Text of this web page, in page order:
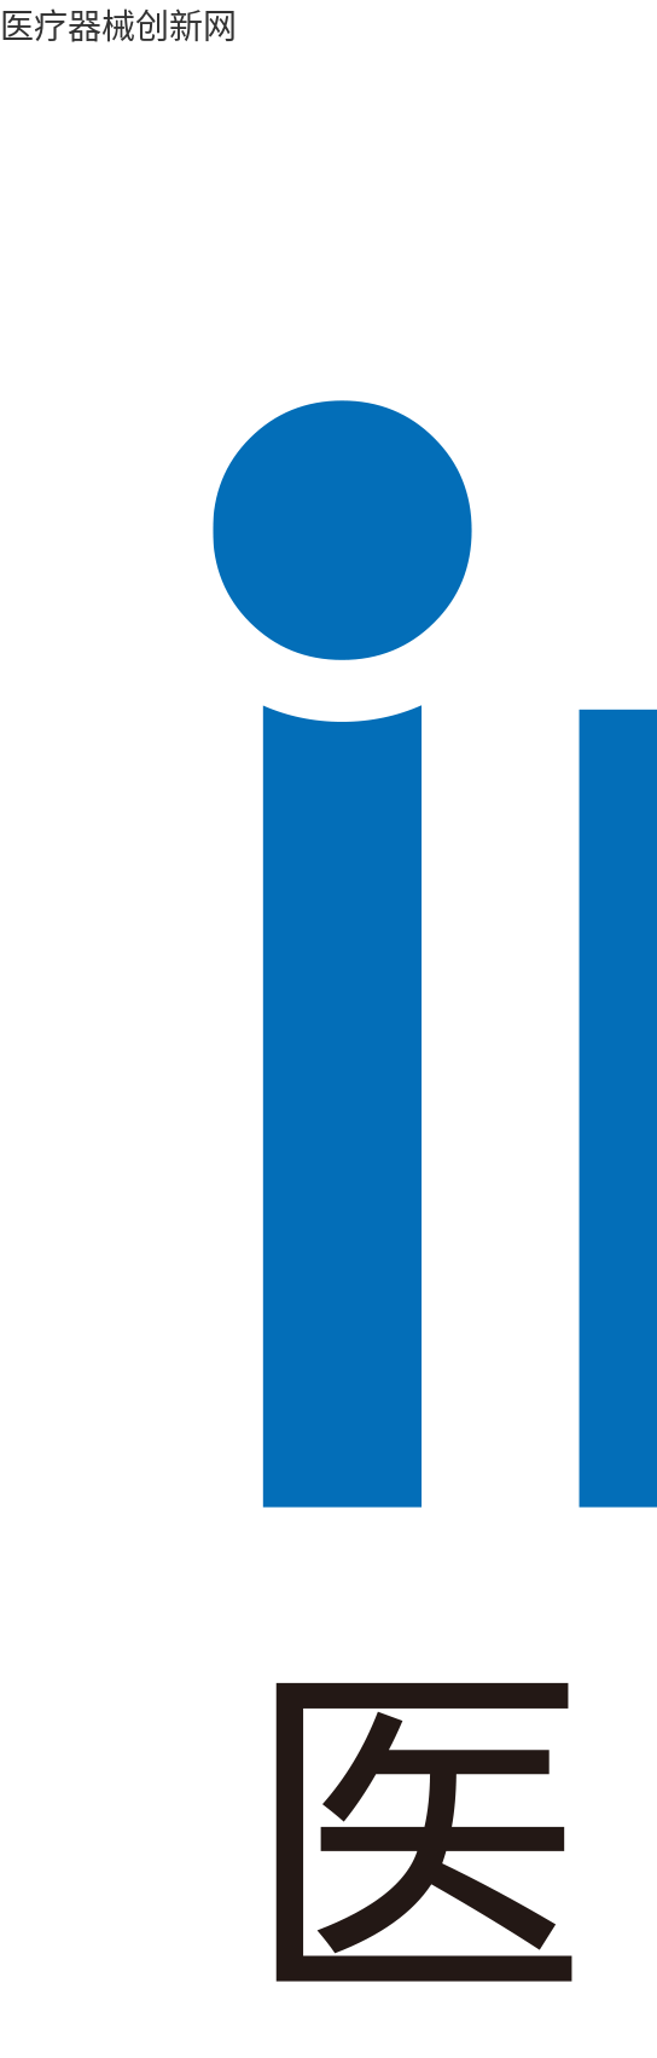
医疗器械创新网